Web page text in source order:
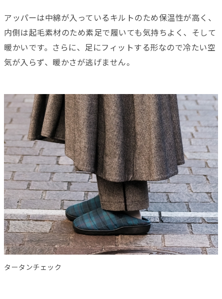
アッパーは中綿が入っているキルトのため保温性が高く、
内側は起毛素材のため素足で履いても気持ちよく、そして
暖かいです。さらに、足にフィットする形なので冷たい空
気が入らず、暖かさが逃げません。
タータンチェック